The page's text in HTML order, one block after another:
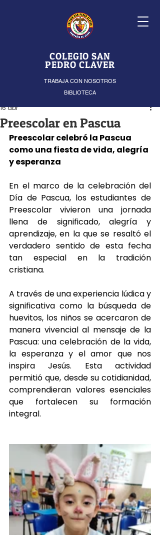
COLEGIO SAN
PEDRO CLAVER
TRABAJA CON NOSOTROS
BIBLIOTECA
Preescolar en Pascua
16 abr
Preescolar celebró la Pascua
como una fiesta de vida, alegría
y esperanza
En el marco de la celebración del
Día de Pascua, los estudiantes de
Preescolar vivieron una jornada
llena de significado, alegría y
aprendizaje, en la que se resaltó el
verdadero sentido de esta fecha
tan especial en la tradición
cristiana.
A través de una experiencia lúdica y
significativa como la búsqueda de
huevitos, los niños se acercaron de
manera vivencial al mensaje de la
Pascua: una celebración de la vida,
la esperanza y el amor que nos
inspira Jesús. Esta actividad
permitió que, desde su cotidianidad,
comprendieran valores esenciales
que fortalecen su formación
integral.